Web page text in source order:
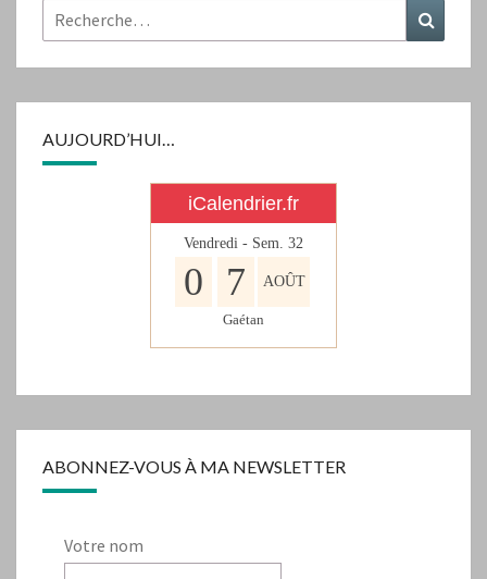
Rechercher :
AUJOURD’HUI…
iCalendrier.fr
Vendredi - Sem. 32
0 7 AOÛT
Gaétan
ABONNEZ-VOUS À MA NEWSLETTER
Votre nom